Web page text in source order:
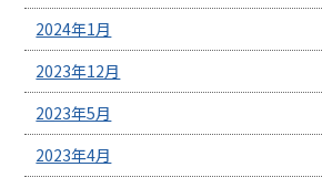
2024年1月
2023年12月
2023年5月
2023年4月